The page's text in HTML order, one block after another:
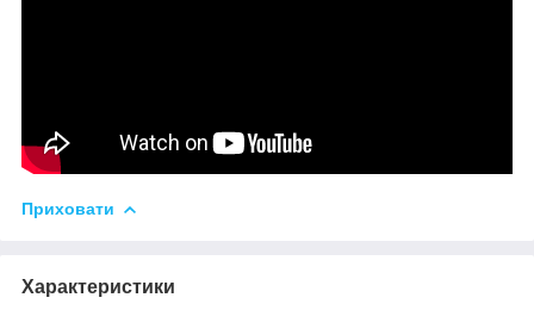
Приховати
Характеристики